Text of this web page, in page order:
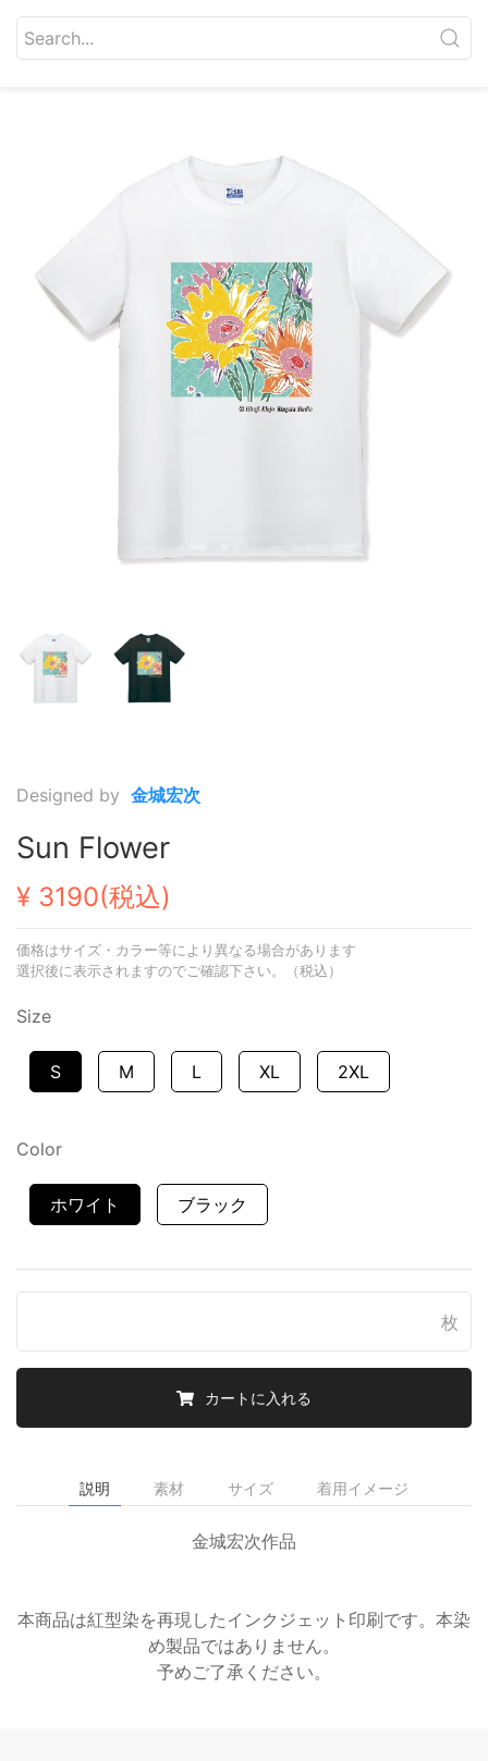
Designed by 金城宏次
Sun Flower
¥ 3190(税込)
価格はサイズ・カラー等により異なる場合があります
選択後に表示されますのでご確認下さい。（税込）
Size
S M L XL 2XL
Color
ホワイト ブラック
枚
カートに入れる
説明 素材 サイズ 着用イメージ
金城宏次作品
本商品は紅型染を再現したインクジェット印刷です。本染
め製品ではありません。
予めご了承ください。